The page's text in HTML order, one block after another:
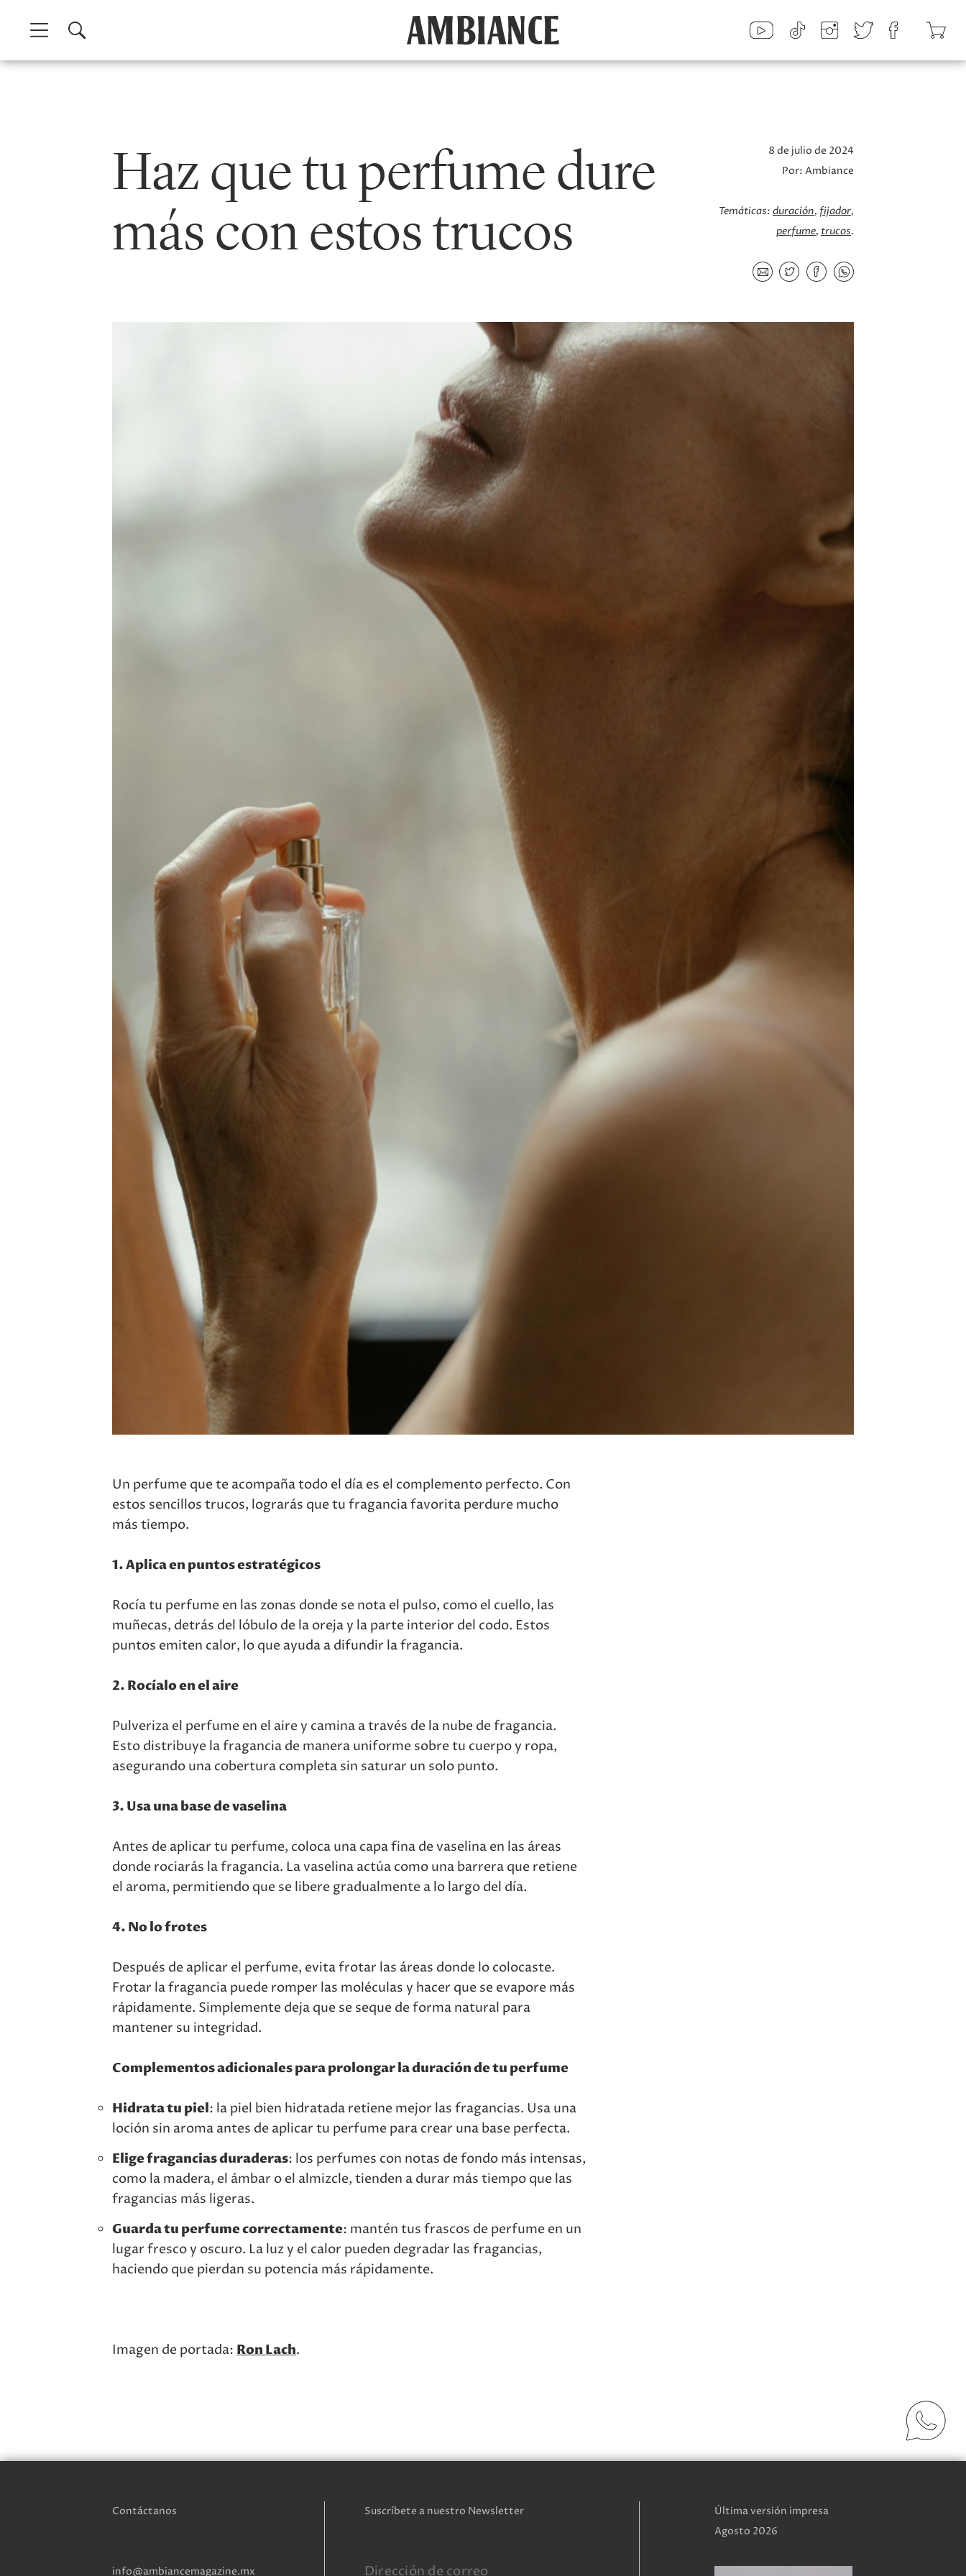
Skip
Haz que tu perfume dure
más con estos trucos
8 de julio de 2024
Por: Ambiance
Temáticas: duración fijador
perfume trucos
Un perfume que te acompaña todo el día es el complemento perfecto. Con
estos sencillos trucos, lograrás que tu fragancia favorita perdure mucho
más tiempo.
1. Aplica en puntos estratégicos
Rocía tu perfume en las zonas donde se nota el pulso, como el cuello, las
muñecas, detrás del lóbulo de la oreja y la parte interior del codo. Estos
puntos emiten calor, lo que ayuda a difundir la fragancia.
2. Rocíalo en el aire
Pulveriza el perfume en el aire y camina a través de la nube de fragancia.
Esto distribuye la fragancia de manera uniforme sobre tu cuerpo y ropa,
asegurando una cobertura completa sin saturar un solo punto.
3. Usa una base de vaselina
Antes de aplicar tu perfume, coloca una capa fina de vaselina en las áreas
donde rociarás la fragancia. La vaselina actúa como una barrera que retiene
el aroma, permitiendo que se libere gradualmente a lo largo del día.
4. No lo frotes
Después de aplicar el perfume, evita frotar las áreas donde lo colocaste.
Frotar la fragancia puede romper las moléculas y hacer que se evapore más
rápidamente. Simplemente deja que se seque de forma natural para
mantener su integridad.
Complementos adicionales para prolongar la duración de tu perfume
Hidrata tu piel: la piel bien hidratada retiene mejor las fragancias. Usa una
loción sin aroma antes de aplicar tu perfume para crear una base perfecta.
Elige fragancias duraderas: los perfumes con notas de fondo más intensas,
como la madera, el ámbar o el almizcle, tienden a durar más tiempo que las
fragancias más ligeras.
Guarda tu perfume correctamente: mantén tus frascos de perfume en un
lugar fresco y oscuro. La luz y el calor pueden degradar las fragancias,
haciendo que pierdan su potencia más rápidamente.
Imagen de portada: Ron Lach.
Contáctanos
info@ambiancemagazine.mx
Suscríbete a nuestro Newsletter
Última versión impresa
Agosto 2026